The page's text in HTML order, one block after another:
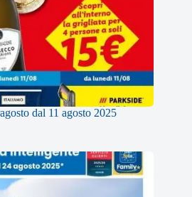
dal 11 agosto 2025